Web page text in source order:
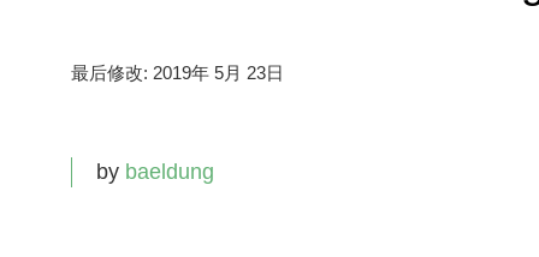
最后修改: 2019年 5月 23日
by baeldung